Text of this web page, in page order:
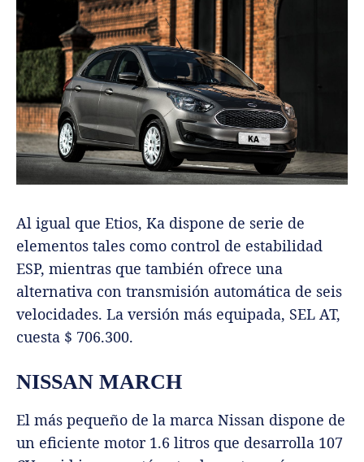
Al igual que Etios, Ka dispone de serie de
elementos tales como control de estabilidad
ESP, mientras que también ofrece una
alternativa con transmisión automática de seis
velocidades. La versión más equipada, SEL AT,
cuesta $ 706.300.
NISSAN MARCH
El más pequeño de la marca Nissan dispone de
un eficiente motor 1.6 litros que desarrolla 107